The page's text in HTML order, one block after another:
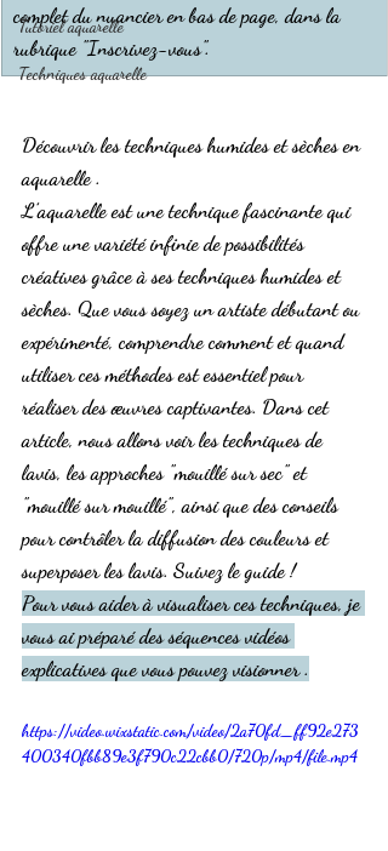
Tutoriel aquarelle
Techniques aquarelle
complet du nuancier en bas de page, dans la
rubrique "Inscrivez-vous".
Découvrir les techniques humides et sèches en
aquarelle .
L’aquarelle est une technique fascinante qui
offre une variété infinie de possibilités
créatives grâce à ses techniques humides et
sèches. Que vous soyez un artiste débutant ou
expérimenté, comprendre comment et quand
utiliser ces méthodes est essentiel pour
réaliser des œuvres captivantes. Dans cet
article, nous allons voir les techniques de
lavis, les approches "mouillé sur sec" et
"mouillé sur mouillé", ainsi que des conseils
pour contrôler la diffusion des couleurs et
superposer les lavis. Suivez le guide !
Pour vous aider à visualiser ces techniques, je
vous ai préparé des séquences vidéos
explicatives que vous pouvez visionner .
https://video.wixstatic.com/video/2a70fd_ff92e273
400340fbb89e3f790c22cbb0/720p/mp4/file.mp4